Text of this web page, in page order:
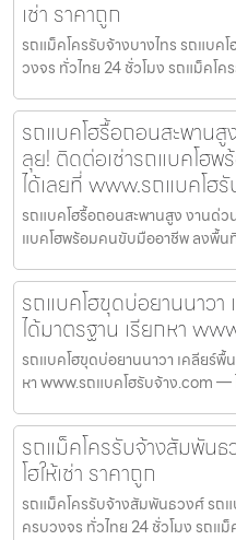
เช่า ราคาถูก
รถแม็คโครรับจ้างบางไทร รถแบค
วงจร ทั่วไทย 24 ชั่วโมง รถแม็คโค
รถแบคโฮรื้อถอนสะพานสู
ลุย! ติดต่อเช่ารถแบคโฮ
ได้เลยที่ www.รถแบคโฮ
รถแบคโฮรื้อถอนสะพานสูง งานด่ว
แบคโฮพร้อมคนขับมืออาชีพ ลงพื้น
รถแบคโฮขุดบ่อยานนาว
ได้มาตรฐาน เรียกหา
รถแบคโฮขุดบ่อยานนาวา เคลียร์พื้
หา www.รถแบคโฮรับจ้าง.com —
รถแม็คโครรับจ้างสัมพัน
โฮให้เช่า ราคาถูก
รถแม็คโครรับจ้างสัมพันธวงศ์ รถแ
ครบวงจร ทั่วไทย 24 ชั่วโมง รถแ